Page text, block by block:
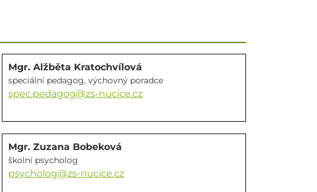
Mgr. Alžběta Kratochvílová
speciální pedagog, výchovný poradce
spec.pedagog@zs-nucice.cz
Mgr. Zuzana Bobeková
školní psycholog
psycholog@zs-nucice.cz